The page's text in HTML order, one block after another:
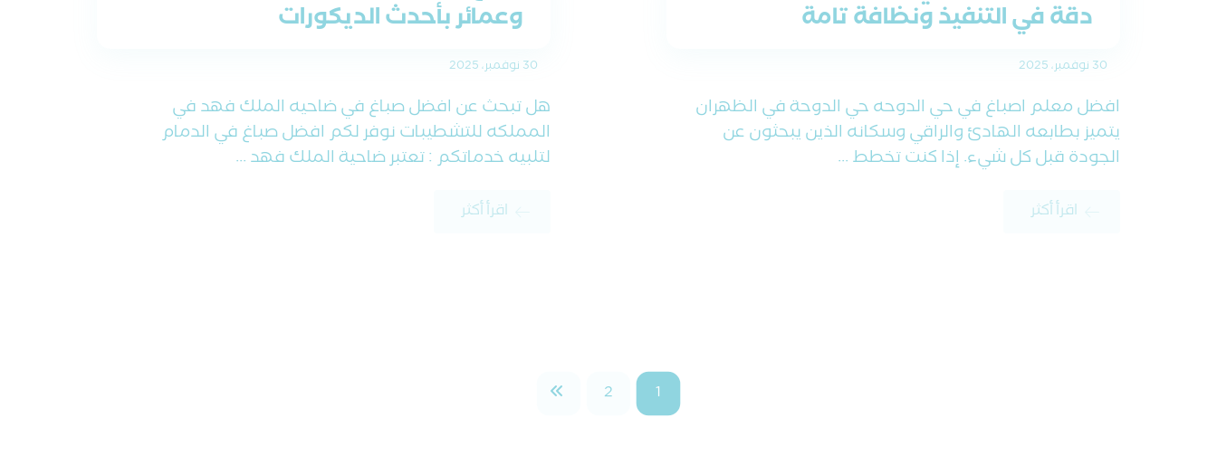
دقة في التنفيذ ونظافة تامة
30 نوفمبر، 2025
افضل معلم اصباغ في حي الدوحه حي الدوحة في الظهران
يتميز بطابعه الهادئ والراقي وسكانه الذين يبحثون عن
الجودة قبل كل شيء. إذا كنت تخطط ...
اقرأ أكثر
وعمائر بأحدث الديكورات
30 نوفمبر، 2025
هل تبحث عن افضل صباغ في ضاحيه الملك فهد في
المملكه للتشطيبات نوفر لكم افضل صباغ في الدمام
لتلبيه خدماتكم : تعتبر ضاحية الملك فهد ...
اقرأ أكثر
1
2